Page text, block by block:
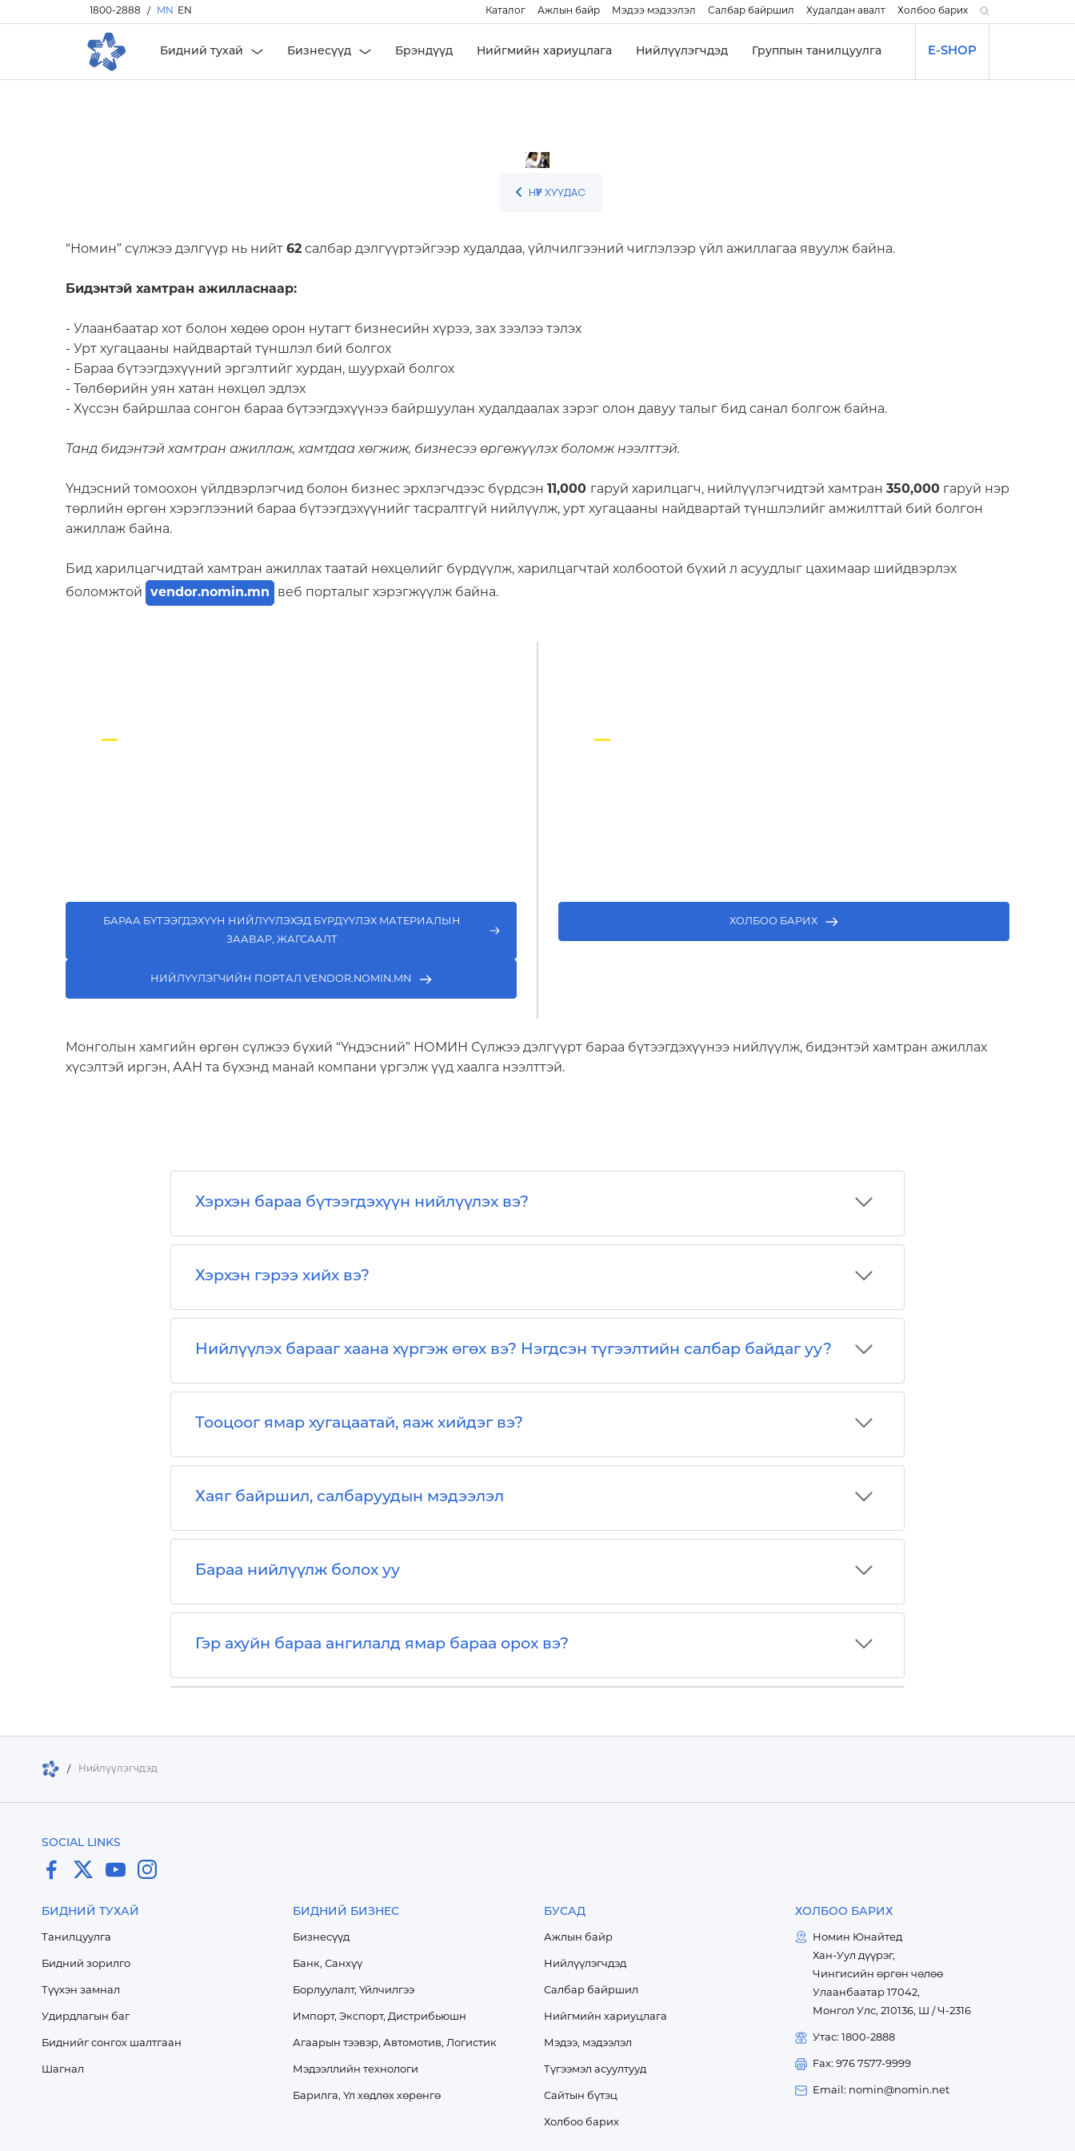
1800-2888 / MN EN Каталог Ажлын байр Мэдээ мэдээлэл Салбар байршил Худалдан авалт Холбоо барих
Бидний тухай Бизнесүүд Брэндүүд Нийгмийн хариуцлага Нийлүүлэгчдэд Группын танилцуулга E-SHOP
НҮҮР ХУУДАС
Нийлүүлэгчдэд
“Номин” сүлжээ дэлгүүр нь нийт 62 салбар дэлгүүртэйгээр худалдаа, үйлчилгээний чиглэлээр үйл ажиллагаа явуулж байна.
Бидэнтэй хамтран ажилласнаар:
- Улаанбаатар хот болон хөдөө орон нутагт бизнесийн хүрээ, зах зээлээ тэлэх
- Урт хугацааны найдвартай түншлэл бий болгох
- Бараа бүтээгдэхүүний эргэлтийг хурдан, шуурхай болгох
- Төлбөрийн уян хатан нөхцөл эдлэх
- Хүссэн байршлаа сонгон бараа бүтээгдэхүүнээ байршуулан худалдаалах зэрэг олон давуу талыг бид санал болгож байна.
Танд бидэнтэй хамтран ажиллаж, хамтдаа хөгжиж, бизнесээ өргөжүүлэх боломж нээлттэй.
Үндэсний томоохон үйлдвэрлэгчид болон бизнес эрхлэгчдээс бүрдсэн 11,000 гаруй харилцагч, нийлүүлэгчидтэй хамтран 350,000 гаруй нэр
төрлийн өргөн хэрэглээний бараа бүтээгдэхүүнийг тасралтгүй нийлүүлж, урт хугацааны найдвартай түншлэлийг амжилттай бий болгон
ажиллаж байна.
Бид харилцагчидтай хамтран ажиллах таатай нөхцөлийг бүрдүүлж, харилцагчтай холбоотой бүхий л асуудлыг цахимаар шийдвэрлэх
боломжтой
vendor.nomin.mn веб порталыг хэрэгжүүлж байна.
БАРАА БҮТЭЭГДЭХҮҮН НИЙЛҮҮЛЭХЭД БҮРДҮҮЛЭХ МАТЕРИАЛЫН
ЗААВАР, ЖАГСААЛТ
НИЙЛҮҮЛЭГЧИЙН ПОРТАЛ VENDOR.NOMIN.MN
ХОЛБОО БАРИХ
Монголын хамгийн өргөн сүлжээ бүхий “Үндэсний” НОМИН Сүлжээ дэлгүүрт бараа бүтээгдэхүүнээ нийлүүлж, бидэнтэй хамтран ажиллах
хүсэлтэй иргэн, ААН та бүхэнд манай компани үргэлж үүд хаалга нээлттэй.
Хэрхэн бараа бүтээгдэхүүн нийлүүлэх вэ?
Хэрхэн гэрээ хийх вэ?
Нийлүүлэх барааг хаана хүргэж өгөх вэ? Нэгдсэн түгээлтийн салбар байдаг уу?
Тооцоог ямар хугацаатай, яаж хийдэг вэ?
Хаяг байршил, салбаруудын мэдээлэл
Бараа нийлүүлж болох уу
Гэр ахуйн бараа ангилалд ямар бараа орох вэ?
/ Нийлүүлэгчдэд
SOCIAL LINKS
БИДНИЙ ТУХАЙ
Танилцуулга
Бидний зорилго
Түүхэн замнал
Удирдлагын баг
Биднийг сонгох шалтгаан
Шагнал
БИДНИЙ БИЗНЕС
Бизнесүүд
Банк, Санхүү
Борлуулалт, Үйлчилгээ
Импорт, Экспорт, Дистрибьюшн
Агаарын тээвэр, Автомотив, Логистик
Мэдээллийн технологи
Барилга, Үл хөдлөх хөрөнгө
БУСАД
Ажлын байр
Нийлүүлэгчдэд
Салбар байршил
Нийгмийн хариуцлага
Мэдээ, мэдээлэл
Түгээмэл асуултууд
Сайтын бүтэц
Холбоо барих
ХОЛБОО БАРИХ
Номин Юнайтед
Хан-Уул дүүрэг,
Чингисийн өргөн чөлөө
Улаанбаатар 17042,
Монгол Улс, 210136, Ш / Ч-2316
Утас: 1800-2888
Fax: 976 7577-9999
Email: nomin@nomin.net